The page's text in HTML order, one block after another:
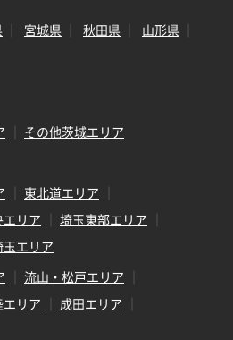
宮城県 秋田県
山形県
その他茨城エリア
東北道エリア
リア
埼玉東部エリア
エリア
流山・松戸エリア
リア
成田エリア